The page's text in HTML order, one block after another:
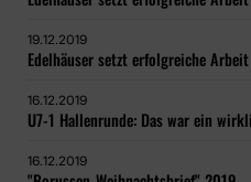
19.12.2019
Edelhäuser setzt erfolgreiche
16.12.2019
U7-1 Hallenrunde: Das war ein
16.12.2019